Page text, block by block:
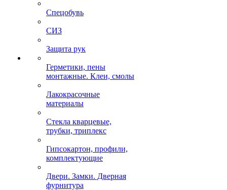
Спецобувь
СИЗ
Защита рук
Герметики, пены
монтажные. Клеи, смолы
Лакокрасочные
материалы
Стекла кварцевые,
трубки, триплекс
Гипсокартон, профили,
комплектующие
Двери. Замки. Дверная
фурнитура